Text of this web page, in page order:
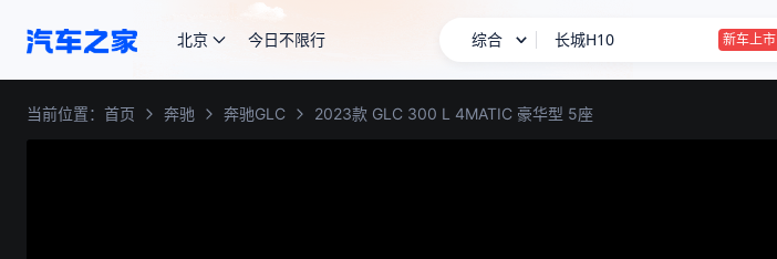
北京 今日不限行 综合 长城H10 新车上市
钛9/星越L PLUS等 8月新车申报汇总
星愿
当前位置： 首页 奔驰 奔驰GLC 2023款 GLC 300 L 4MATIC 豪华型 5座